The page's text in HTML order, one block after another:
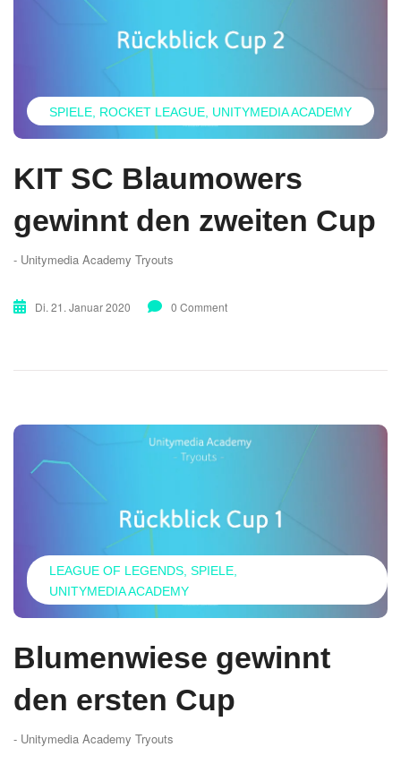
SPIELE ROCKET LEAGUE UNITYMEDIA ACADEMY
KIT SC Blaumowers
gewinnt den zweiten Cup
- Unitymedia Academy Tryouts
Di. 21. Januar 2020 0 Comment
LEAGUE OF LEGENDS SPIELE
UNITYMEDIA ACADEMY
Blumenwiese gewinnt
den ersten Cup
- Unitymedia Academy Tryouts